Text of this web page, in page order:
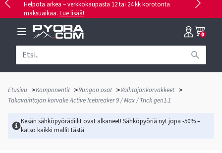
Helpota arkea – verkkokaupasta 12 tai 24 kk korotonta
maksuaikaa. Lue lisää!
0
Etusivu >Komponentit >Rungon osat >Vaihtajankorvakkeet >
Takavaihtajan korvake Active Icebreaker 9 / Max / Trick gen1.1
Kesän sähköpyörädiilit ovat alkaneet! Sähköpyöriä nyt jopa -50% –
katso kaikki mallittästä